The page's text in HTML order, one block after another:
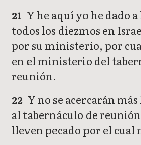
21 Y he aquí yo he dado
todos los diezmos en
por su ministerio, por
en el ministerio del
reunión.
22 Y no se acercarán
al tabernáculo de
lleven pecado por el cual